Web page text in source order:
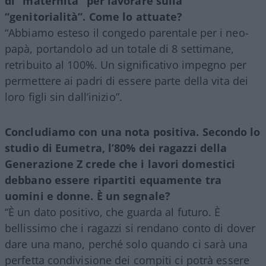
“genitorialità”. Come lo attuate?
“Abbiamo esteso il congedo parentale per i neo-
papà, portandolo ad un totale di 8 settimane,
retribuito al 100%. Un significativo impegno per
permettere ai padri di essere parte della vita dei
loro figli sin dall’inizio”.
Concludiamo con una nota positiva. Secondo lo
studio di Eumetra, l’80% dei ragazzi della
Generazione Z crede che i lavori domestici
debbano essere ripartiti equamente tra
uomini e donne. È un segnale?
“È un dato positivo, che guarda al futuro. È
bellissimo che i ragazzi si rendano conto di dover
dare una mano, perché solo quando ci sarà una
perfetta condivisione dei compiti ci potrà essere